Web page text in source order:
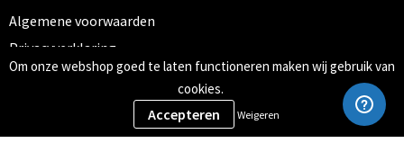
Algemene voorwaarden
Privacyverklaring
Cookiebeleid
Om onze webshop goed te laten functioneren maken wij gebruik van
cookies.
Weigeren